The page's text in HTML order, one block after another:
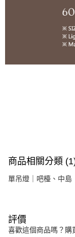
商品相關分類
單吊燈｜吧檯、中島
評價
喜歡這個商品嗎？購